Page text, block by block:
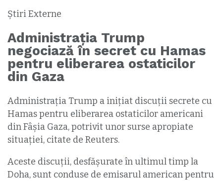
Știri Externe
Administrația Trump
negociază în secret cu Hamas
pentru eliberarea ostaticilor
din Gaza
Administrația Trump a inițiat discuții secrete cu
Hamas pentru eliberarea ostaticilor americani
din Fâșia Gaza, potrivit unor surse apropiate
situației, citate de Reuters.
Aceste discuții, desfășurate în ultimul timp la
Doha, sunt conduse de emisarul american pentru